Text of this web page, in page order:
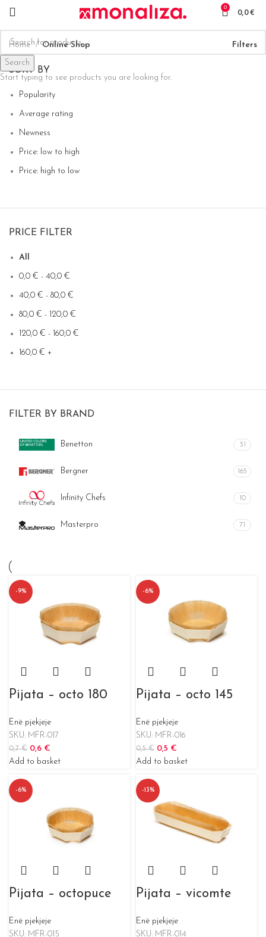
0 0,0€
Home Online Shop Filters
SORT BY
Popularity
Average rating
Newness
Price: low to high
Price: high to low
PRICE FILTER
All
0,0 € - 40,0 €
40,0 € - 80,0 €
80,0 € - 120,0 €
120,0 € - 160,0 €
160,0 € +
FILTER BY BRAND
Benetton 31
Bergner 165
Infinity Chefs 10
Masterpro 71
Pier Cardin
PIXEL
-9%
Pijata – octo 180
Enë pjekjeje
SKU: MFR-017
0,7€ 0,6 €
Add to basket
-6%
Pijata – octo 145
Enë pjekjeje
SKU: MFR-016
0,5€ 0,5 €
Add to basket
-6%
Pijata – octopuce
Enë pjekjeje
SKU: MFR-015
-13%
Pijata – vicomte
Enë pjekjeje
SKU: MFR-014
Search
Start typing to see products you are looking for.